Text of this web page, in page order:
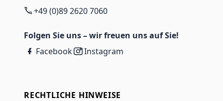
+49 (0)89 2620 7060
Folgen Sie uns – wir freuen uns auf Sie!
Facebook
Instagram
RECHTLICHE HINWEISE